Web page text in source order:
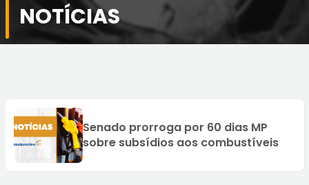
NOTÍCIAS
Senado prorroga por 60 dias MP
sobre subsídios aos combustíveis